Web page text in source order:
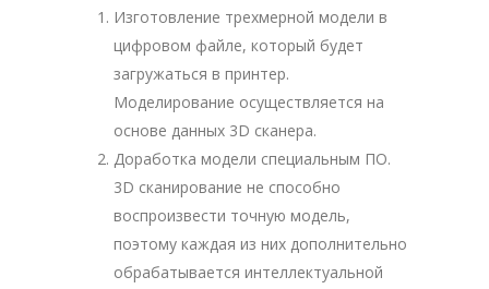
Изготовление трехмерной модели в
цифровом файле, который будет
загружаться в принтер.
Моделирование осуществляется на
основе данных 3D сканера.
Доработка модели специальным ПО.
3D сканирование не способно
воспроизвести точную модель,
поэтому каждая из них дополнительно
обрабатывается интеллектуальной